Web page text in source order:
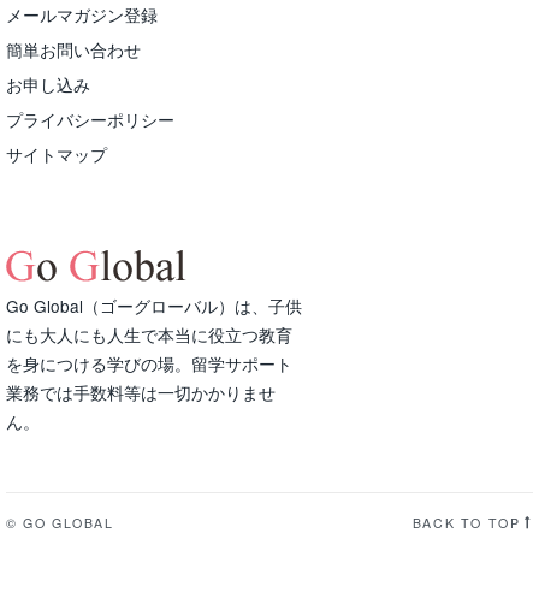
メールマガジン登録
簡単お問い合わせ
お申し込み
プライバシーポリシー
サイトマップ
Go Global（ゴーグローバル）は、子供
にも大人にも人生で本当に役立つ教育
を身につける学びの場。留学サポート
業務では手数料等は一切かかりませ
ん。
© GO GLOBAL BACK TO TOP